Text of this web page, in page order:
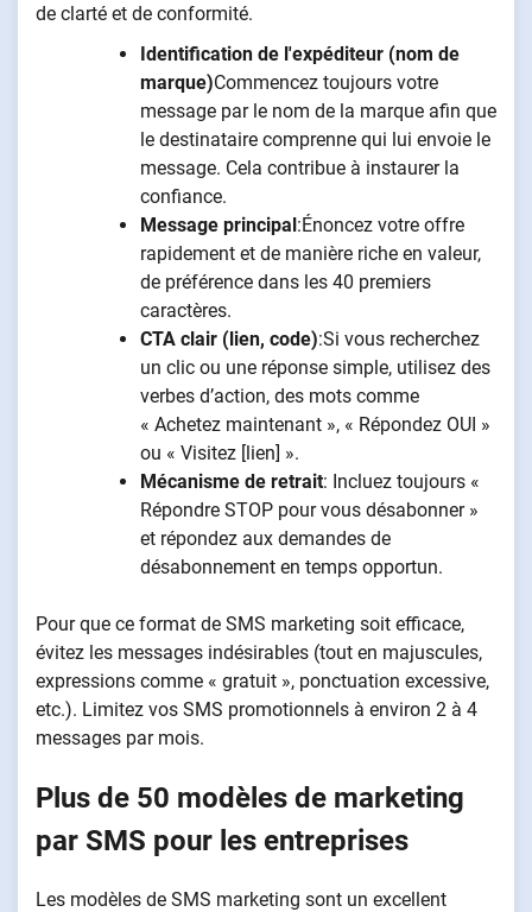
de clarté et de conformité.
Identification de l'expéditeur (nom de
marque)Commencez toujours votre
message par le nom de la marque afin que
le destinataire comprenne qui lui envoie le
message. Cela contribue à instaurer la
confiance.
Message principal:Énoncez votre offre
rapidement et de manière riche en valeur,
de préférence dans les 40 premiers
caractères.
CTA clair (lien, code):Si vous recherchez
un clic ou une réponse simple, utilisez des
verbes d’action, des mots comme
« Achetez maintenant », « Répondez OUI »
ou « Visitez [lien] ».
Mécanisme de retrait: Incluez toujours «
Répondre STOP pour vous désabonner »
et répondez aux demandes de
désabonnement en temps opportun.
Pour que ce format de SMS marketing soit efficace,
évitez les messages indésirables (tout en majuscules,
expressions comme « gratuit », ponctuation excessive,
etc.). Limitez vos SMS promotionnels à environ 2 à 4
messages par mois.
Plus de 50 modèles de marketing
par SMS pour les entreprises
Les modèles de SMS marketing sont un excellent